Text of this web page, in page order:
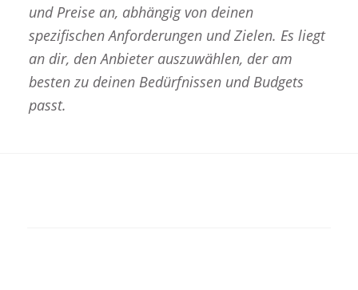
und Preise an, abhängig von deinen
spezifischen Anforderungen und Zielen. Es liegt
an dir, den Anbieter auszuwählen, der am
besten zu deinen Bedürfnissen und Budgets
passt.